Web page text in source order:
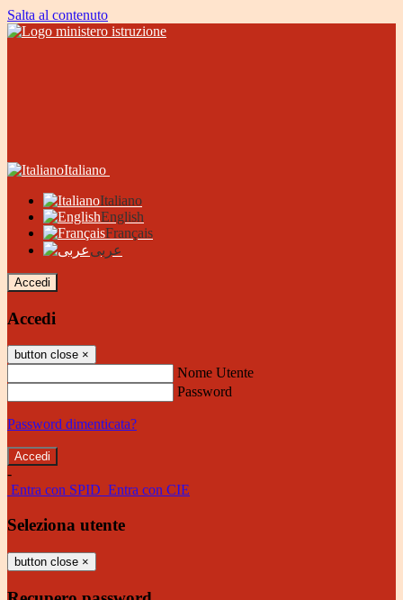
Salta al contenuto
Italiano
Italiano
English
Français
عربى
Accedi
Accedi
button close ×
Nome Utente
Password
Password dimenticata?
-
Entra con SPID Entra con CIE
Seleziona utente
button close ×